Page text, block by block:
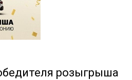
розыгрыша